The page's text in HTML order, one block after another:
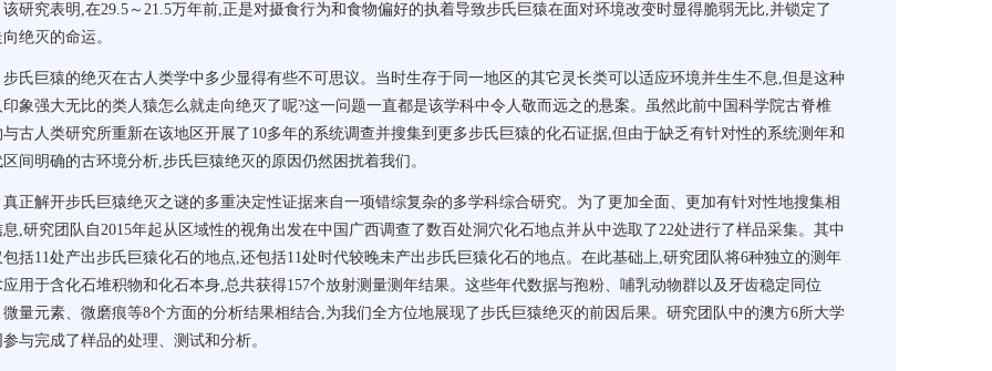
该研究表明,在29.5～21.5万年前,正是对摄食行为和食物偏好的执着导致步氏巨猿在面对环境改变时显得脆弱无比,并锁定了
绝灭的命运。
步氏巨猿的绝灭在古人类学中多少显得有些不可思议。当时生存于同一地区的其它灵长类可以适应环境并生生不息,但是这种
印象强大无比的类人猿怎么就走向绝灭了呢?这一问题一直都是该学科中令人敬而远之的悬案。虽然此前中国科学院古脊椎
与古人类研究所重新在该地区开展了10多年的系统调查并搜集到更多步氏巨猿的化石证据,但由于缺乏有针对性的系统测年和
区间明确的古环境分析,步氏巨猿绝灭的原因仍然困扰着我们。
真正解开步氏巨猿绝灭之谜的多重决定性证据来自一项错综复杂的多学科综合研究。为了更加全面、更加有针对性地搜集相
息,研究团队自2015年起从区域性的视角出发在中国广西调查了数百处洞穴化石地点并从中选取了22处进行了样品采集。其中
包括11处产出步氏巨猿化石的地点,还包括11处时代较晚未产出步氏巨猿化石的地点。在此基础上,研究团队将6种独立的测年
应用于含化石堆积物和化石本身,总共获得157个放射测量测年结果。这些年代数据与孢粉、哺乳动物群以及牙齿稳定同位
微量元素、微磨痕等8个方面的分析结果相结合,为我们全方位地展现了步氏巨猿绝灭的前因后果。研究团队中的澳方6所大学
与完成了样品的处理、测试和分析。